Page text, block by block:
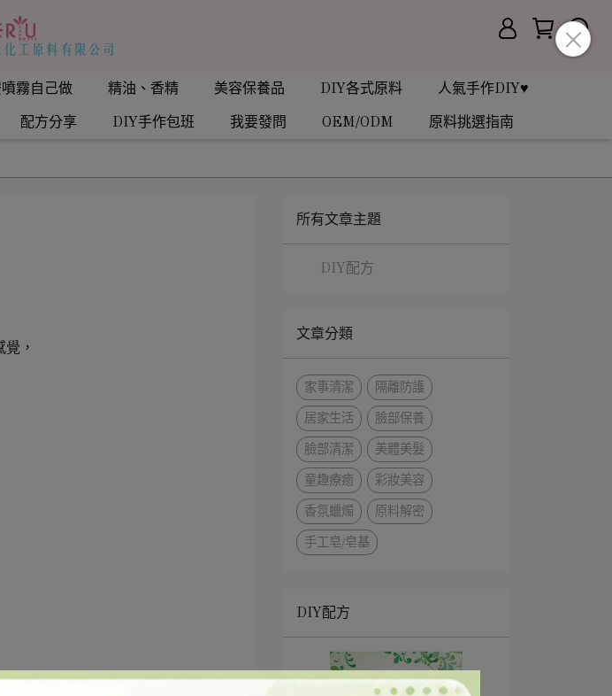
霧自己做 精油、香精 美容保養品 DIY各式原料
人氣手作DIY♥
配方分享 DIY手作包班 我要發問 OEM/ODM 原料挑選指南
，
所有文章主題
DIY配方
文章分類
家事清潔
隔離防護
居家生活
臉部保養
臉部清潔
美體美髮
童趣療癒
彩妝美容
香氛蠟燭
原料解密
手工皂/皂基
DIY配方